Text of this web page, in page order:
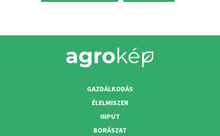
GAZDÁLKODÁS
ÉLELMISZER
INPUT
BORÁSZAT